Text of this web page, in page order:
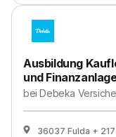
Ausbildung
und
beiDebeka
36037 Fulda +